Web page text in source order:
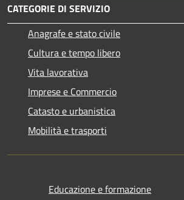
CATEGORIE DI SERVIZIO
Anagrafe e stato civile
Cultura e tempo libero
Vita lavorativa
Imprese e Commercio
Catasto e urbanistica
Mobilità e trasporti
Educazione e formazione